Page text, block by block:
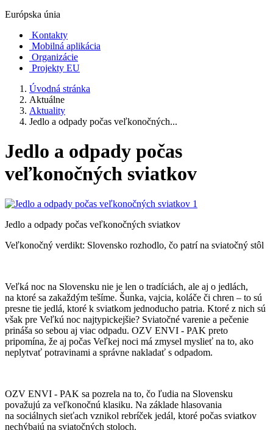
Európska únia
Kontakty
Mobilná aplikácia
Organizácie
Projekty EU
Úvodná stránka
Aktuálne
Aktuality
Jedlo a odpady počas veľkonočných...
Jedlo a odpady počas
veľkonočných sviatkov
Jedlo a odpady počas veľkonočných sviatkov
Veľkonočný verdikt: Slovensko rozhodlo, čo patrí na sviatočný stôl
Veľká noc na Slovensku nie je len o tradíciách, ale aj o jedlách,
na ktoré sa zakaždým tešíme. Šunka, vajcia, koláče či chren – to sú
presne tie jedlá, ktoré k sviatkom jednoducho patria. Ktoré z nich sú
však pre Veľkú noc najtypickejšie? Sviatočné varenie a pečenie
prináša so sebou aj viac odpadu. OZV ENVI - PAK preto
pripomína, že aj počas Veľkej noci má zmysel myslieť na to, ako
neplytvať potravinami a správne nakladať s odpadom.
OZV ENVI - PAK sa pozrela na to, čo ľudia na Slovensku
považujú za veľkonočnú klasiku. Na základe hlasovania
na sociálnych sieťach vznikol rebríček jedál, ktoré počas sviatkov
nechýbajú na sviatočných stoloch.